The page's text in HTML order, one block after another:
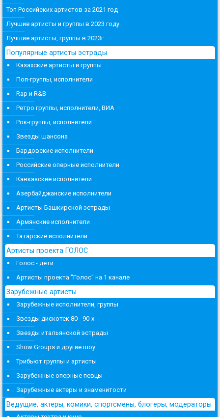
Топ Российских артистов за 2021 год
Лучшие артисты и группы в 2023 году.
Лучшие артисты, группы в 2023г.
Популярные артисты эстрады
Казахские артисты и группы
Поп-группы, исполнители
Rap и R&B
Ретро группы, исполнители, ВИА
Рок-группы, исполнители
Звезды шансона
Бардовские исполнители
Российские оперные исполнители
Кавказские исполнители
Азербайджанские исполнители
Артисты Башкирской эстрады
Армянские исполнители
Татарские исполнители
Артисты проекта ГОЛОС
Голос - дети
Артисты проекта "Голос" на 1 канале
Зарубежные артисты
Зарубежные исполнители, группы
Звезды дискотек 80 - 90-х
Звезды итальянской эстрады
Show Groups и другие шоу
Трибьют группы и артисты
Зарубежные оперные певцы
Зарубежные актеры и знаменитости
Ведущие, актеры, комики, спортсмены, блогеры, модераторы